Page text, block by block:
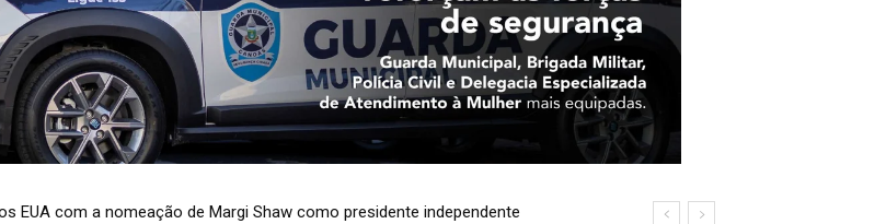
tem problemas com a Ancine